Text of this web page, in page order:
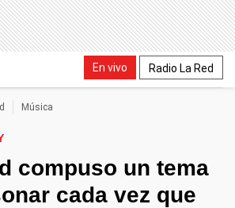
En vivo Radio La Red
Música
compuso un tema
cada vez que